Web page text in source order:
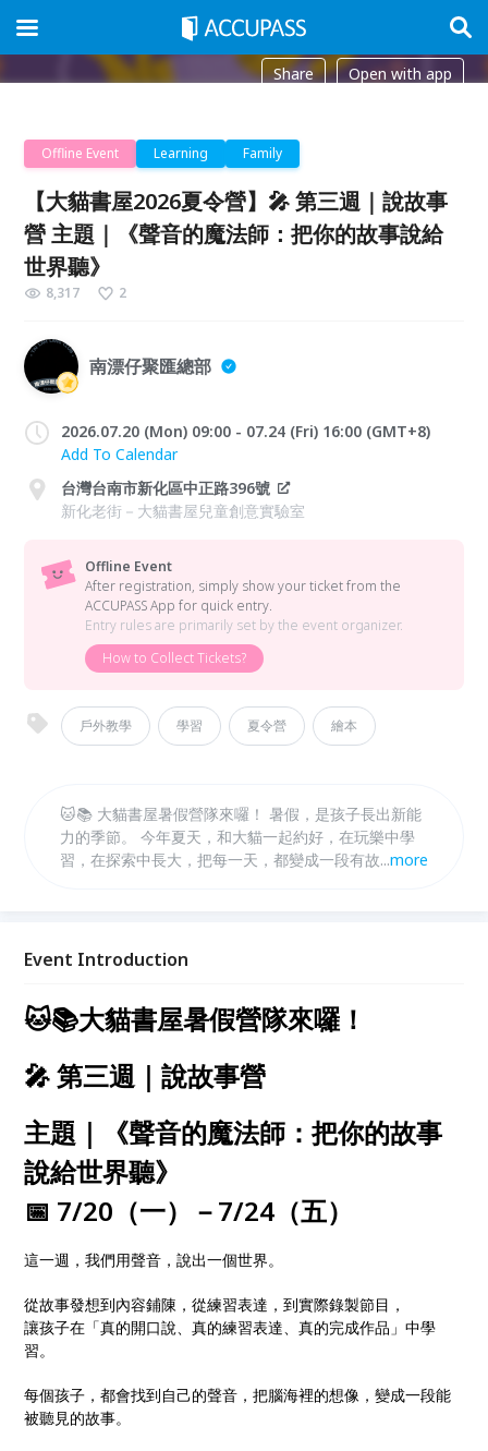
Share Open with app
Offline Event Learning Family
【大貓書屋2026夏令營】🎤 第三週｜說故事
營 主題｜《聲音的魔法師：把你的故事說給
世界聽》
8,317 2
南漂仔聚匯總部
2026.07.20 (Mon) 09:00 - 07.24 (Fri) 16:00 (GMT+8)
Add To Calendar
台灣台南市新化區中正路396號
新化老街－大貓書屋兒童創意實驗室
Offline Event
After registration, simply show your ticket from the
ACCUPASS App for quick entry.
Entry rules are primarily set by the event organizer.
How to Collect Tickets?
戶外教學 學習 夏令營 繪本
🐱📚 大貓書屋暑假營隊來囉！ 暑假，是孩子長出新能
力的季節。 今年夏天，和大貓一起約好，在玩樂中學
習，在探索中長大，把每一天，都變成一段有故事的冒
隊自由選擇，可依孩子興趣報名！ 可單週參加，彈性
...more
Event Introduction
🐱📚大貓書屋暑假營隊來囉！
🎤 第三週｜說故事營
主題｜《聲音的魔法師：把你的故事
說給世界聽》
📅 7/20（一）－7/24（五）
這一週，我們用聲音，說出一個世界。
從故事發想到內容鋪陳，從練習表達，到實際錄製節目，
讓孩子在「真的開口說、真的練習表達、真的完成作品」中學
習。
每個孩子，都會找到自己的聲音，把腦海裡的想像，變成一段能
被聽見的故事。